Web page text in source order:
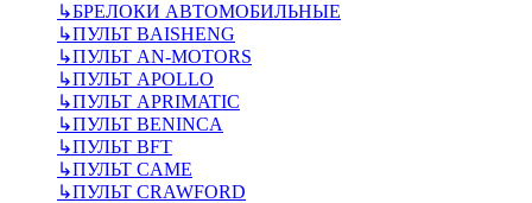
↳БРЕЛОКИ АВТОМОБИЛЬНЫЕ
↳ПУЛЬТ BAISHENG
↳ПУЛЬТ AN-MOTORS
↳ПУЛЬТ APOLLO
↳ПУЛЬТ APRIMATIC
↳ПУЛЬТ BENINCA
↳ПУЛЬТ BFT
↳ПУЛЬТ CAME
↳ПУЛЬТ CRAWFORD